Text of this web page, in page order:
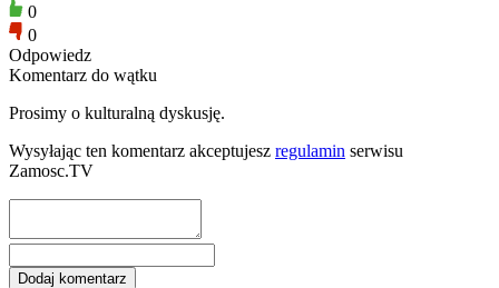
0
0
Odpowiedz
Komentarz do wątku
Prosimy o kulturalną dyskusję.
Wysyłając ten komentarz akceptujesz regulamin serwisu
Zamosc.TV